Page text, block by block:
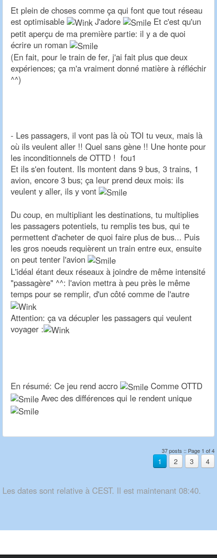
Et plein de choses comme ça qui font que tout réseau
est optimisable
J'adore
Et c'est qu'un
petit aperçu de ma première partie: il y a de quoi
écrire un roman
(En fait, pour le train de fer, j'ai fait plus que deux
expériences; ça m'a vraiment donné matière à réfléchir
^^)
- Les passagers, il vont pas là où TOI tu veux, mais là
où ils veulent aller !! Quel sans gène !! Une honte pour
les inconditionnels de OTTD ! fou1
Et ils s'en foutent. Ils montent dans 9 bus, 3 trains, 1
avion, encore 3 bus; ça leur prend deux mois: ils
veulent y aller, ils y vont
Du coup, en multipliant les destinations, tu multiplies
les passagers potentiels, tu remplis tes bus, qui te
permettent d'acheter de quoi faire plus de bus... Puis
les gros noeuds requièrent un train entre eux, ensuite
on peut tenter l'avion
L'idéal étant deux réseaux à joindre de même intensité
"passagère" ^^: l'avion mettra à peu près le même
temps pour se remplir, d'un côté comme de l'autre
Attention: ça va décupler les passagers qui veulent
voyager :
En résumé: Ce jeu rend accro
Comme OTTD
Avec des différences qui le rendent unique
37 posts :: Page 1 of 4
1 2 3 4
Les dates sont relative à CEST. Il est maintenant 08:40.